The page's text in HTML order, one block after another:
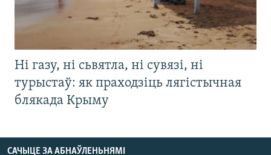
Ні газу, ні сьвятла, ні сувязі, ні
турыстаў: як праходзіць лягістычная
блякада Крыму
САЧЫЦЕ ЗА АБНАЎЛЕНЬНЯМІ